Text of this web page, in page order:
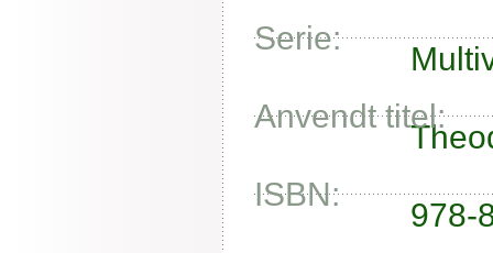
Serie:
Anvendt titel:
ISBN:
978-